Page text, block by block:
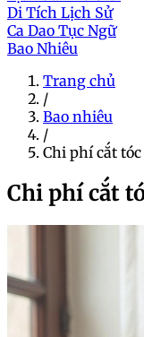
Di Tích Lịch Sử
Ca Dao Tục Ngữ
Bao Nhiêu
Trang chủ
/
Bao nhiêu
/
Chi phí cắt
Chi phí cắt